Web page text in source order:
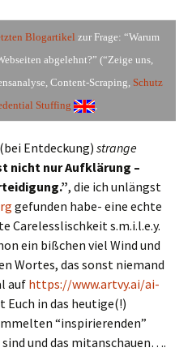
Blogartikel zur Frage: “Warum
abgelehnt?” (“Zeige uns,
Content-Scraping, Schutz
Stuffing ,
Entdeckung) strange
nicht nur Aufklärung –
, die ich unlängst
gefunden habe- eine echte
Carelesslischkeit s.m.i.l.e.y.
ein bißchen viel Wind und
Wortes, das sonst niemand
auf https://www.artvy.ai/ai-
Euch in das heutige(!)
“inspirierenden”
und das mitanschauen….